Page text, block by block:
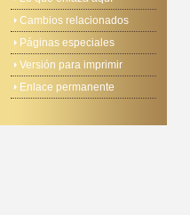
Cambios relacionados
Páginas especiales
Versión para imprimir
Enlace permanente